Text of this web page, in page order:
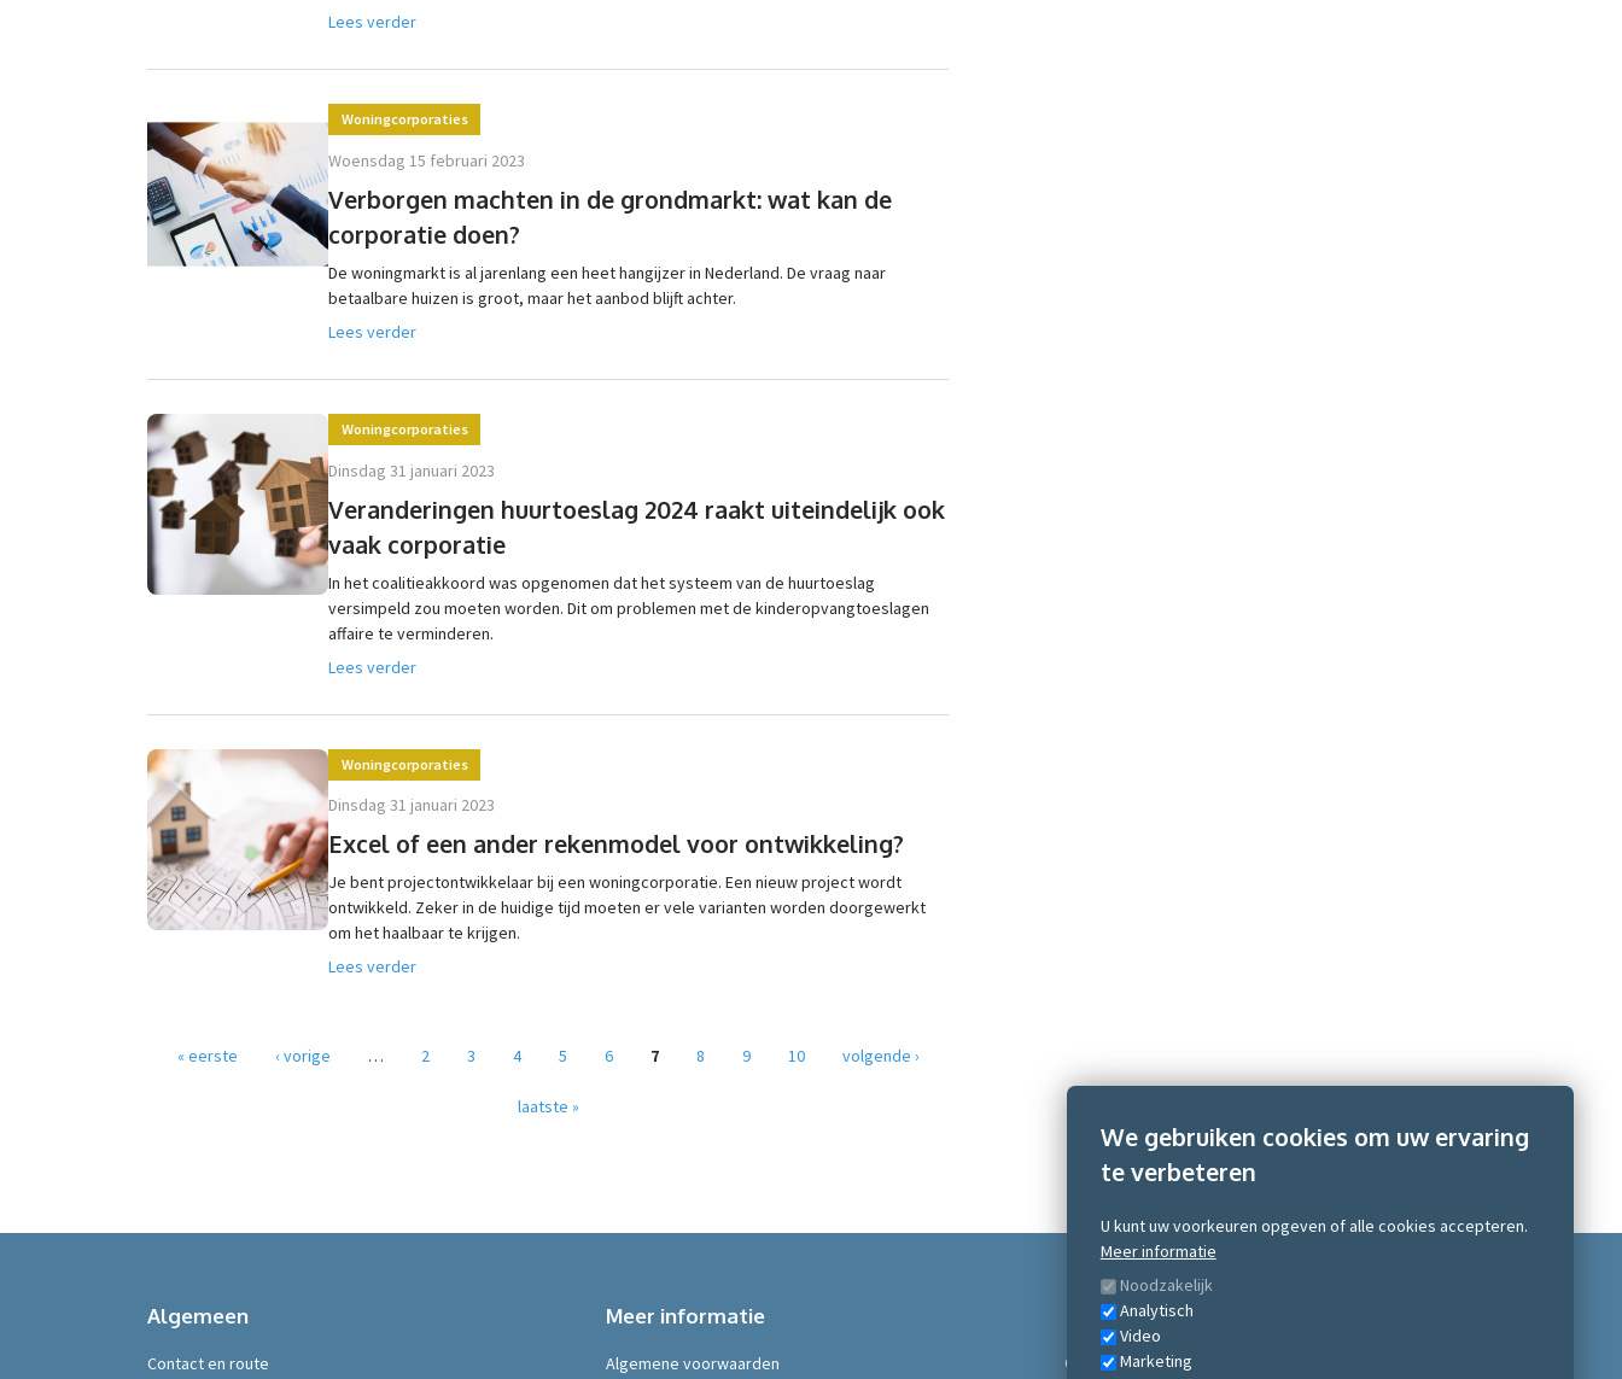
Lees verder
Verborgen machten in de grondmarkt: wat kan de
corporatie doen?
Woningcorporaties
woensdag 15 februari 2023
De woningmarkt is al jarenlang een heet hangijzer in Nederland. De vraag naar
betaalbare huizen is groot, maar het aanbod blijft achter.
Lees verder
Veranderingen huurtoeslag 2024 raakt uiteindelijk ook
vaak corporatie
Woningcorporaties
dinsdag 31 januari 2023
In het coalitieakkoord was opgenomen dat het systeem van de huurtoeslag
versimpeld zou moeten worden. Dit om problemen met de kinderopvangtoeslagen
affaire te verminderen.
Lees verder
Excel of een ander rekenmodel voor ontwikkeling?
Woningcorporaties
dinsdag 31 januari 2023
Je bent projectontwikkelaar bij een woningcorporatie. Een nieuw project wordt
ontwikkeld. Zeker in de huidige tijd moeten er vele varianten worden doorgewerkt
om het haalbaar te krijgen.
Lees verder
« eerste ‹ vorige … 2 3 4 5 6 7 8 9 10 volgende ›
laatste »
Algemeen
Contact en route
Meer informatie
Algemene voorwaarden
©Scobe Academy 2026
We gebruiken cookies om uw ervaring
te verbeteren
U kunt uw voorkeuren opgeven of alle cookies accepteren.
Meer informatie
Noodzakelijk
Analytisch
Video
Marketing